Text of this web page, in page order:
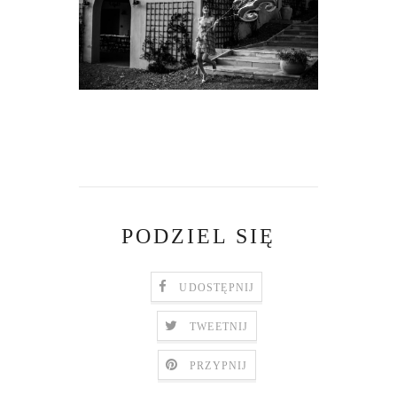
PODZIEL SIĘ
UDOSTĘPNIJ
TWEETNIJ
PRZYPNIJ